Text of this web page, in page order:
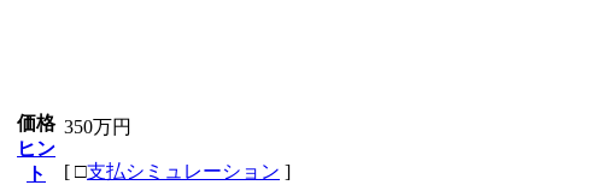
価格
ヒン
ト
350万円
[ □支払シミュレーション ]